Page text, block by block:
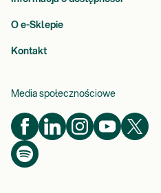
O e-Sklepie
Kontakt
Media społecznościowe